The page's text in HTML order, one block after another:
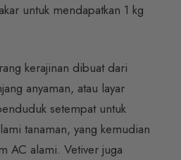
untuk mendapatkan 1 kg
kerajinan dibuat dari
anyaman, atau layar
setempat untuk
tanaman, yang kemudian
AC alami. Vetiver juga